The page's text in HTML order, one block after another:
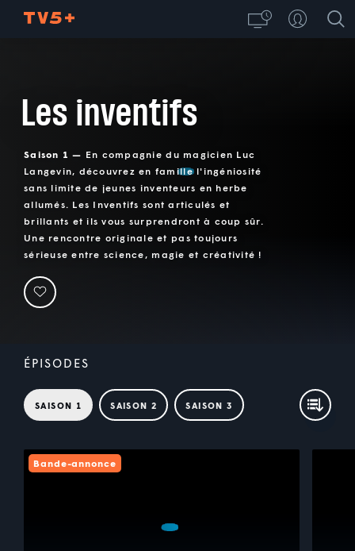
Les inventifs
Saison 1 — En compagnie du magicien Luc
Langevin, découvrez en famille l'ingéniosité
sans limite de jeunes inventeurs en herbe
allumés. Les Inventifs sont articulés et
brillants et ils vous surprendront à coup sûr.
Une rencontre originale et pas toujours
sérieuse entre science, magie et créativité !
ÉPISODES
SAISON 1 SAISON 2 SAISON 3
Bande-annonce